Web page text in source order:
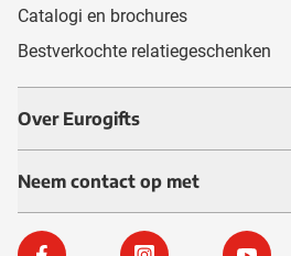
Catalogi en brochures
Bestverkochte relatiegeschenken
Over Eurogifts
Neem contact op met